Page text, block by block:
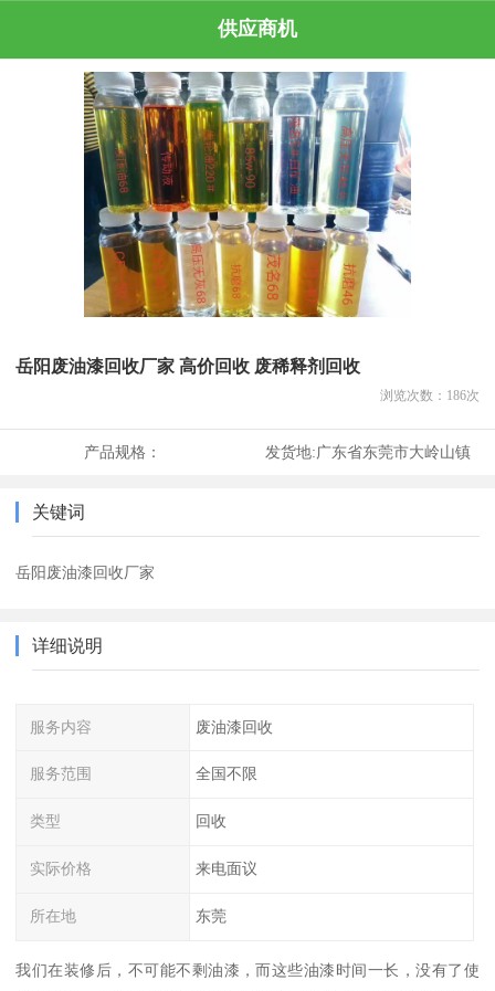
供应商机
岳阳废油漆回收厂家 高价回收 废稀释剂回收
浏览次数： 186次
产品规格： 发货地:广东省东莞市大岭山镇
关键词
岳阳废油漆回收厂家
详细说明
服务内容 废油漆回收
服务范围 全国不限
类型 回收
实际价格 来电面议
所在地 东莞
我们在装修后，不可能不剩油漆，而这些油漆时间一长，没有了使